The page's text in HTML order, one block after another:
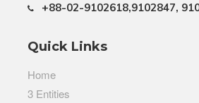
+88-02-9102618,9102847,
Quick Links
Home
3 Entities